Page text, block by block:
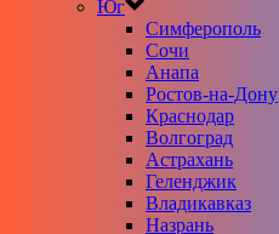
Юг
Симферополь
Сочи
Анапа
Ростов-на-Дону
Краснодар
Волгоград
Астрахань
Геленджик
Владикавказ
Назрань